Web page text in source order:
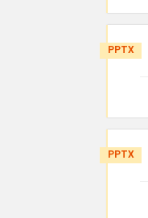
PPTX
PPTX